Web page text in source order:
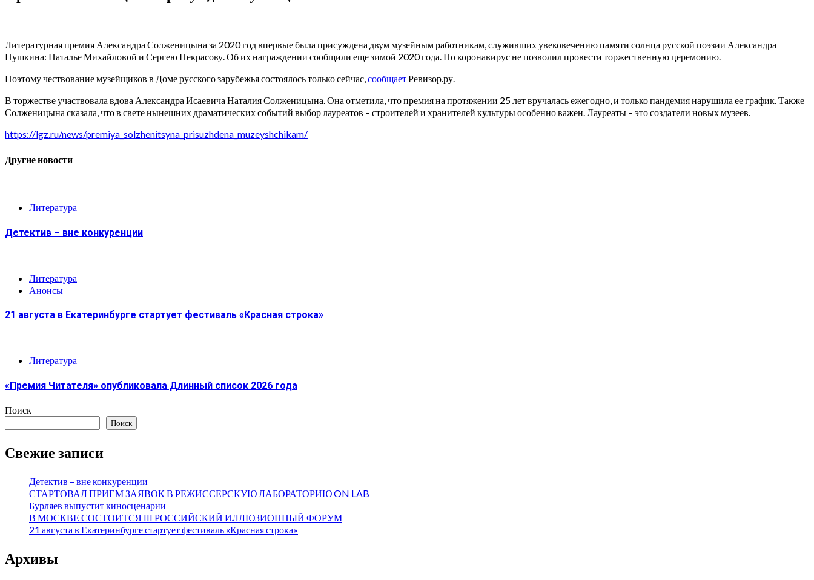
Литературная премия Александра Солженицына за 2020 год впервые была присуждена двум музейным работникам, служивших увековечению памяти солнца русской поэзии Александра
Пушкина: Наталье Михайловой и Сергею Некрасову. Об их награждении сообщили еще зимой 2020 года. Но коронавирус не позволил провести торжественную церемонию.
Поэтому чествование музейщиков в Доме русского зарубежья состоялось только сейчас,сообщаетРевизор.ру.
В торжестве участвовала вдова Александра Исаевича Наталия Солженицына. Она отметила, что премия на протяжении 25 лет вручалась ежегодно, и только пандемия нарушила ее график. Также
Солженицына сказала, что в свете нынешних драматических событий выбор лауреатов – строителей и хранителей культуры особенно важен. Лауреаты – это создатели новых музеев.
https://lgz.ru/news/premiya_solzhenitsyna_prisuzhdena_muzeyshchikam/
Другие новости
Литература
Детектив – вне конкуренции
Литература
Анонсы
21 августа в Екатеринбурге стартует фестиваль «Красная строка»
Литература
«Премия Читателя» опубликовала Длинный список 2026 года
Поиск
Поиск
Свежие записи
Детектив – вне конкуренции
СТАРТОВАЛ ПРИЕМ ЗАЯВОК В РЕЖИССЕРСКУЮ ЛАБОРАТОРИЮ ON LAB
Бурляев выпустит киносценарии
В МОСКВЕ СОСТОИТСЯ III РОССИЙСКИЙ ИЛЛЮЗИОННЫЙ ФОРУМ
21 августа в Екатеринбурге стартует фестиваль «Красная строка»
Архивы